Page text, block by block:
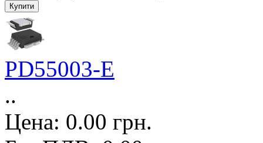
PD55003-E
..
Цена: 0.00 грн.